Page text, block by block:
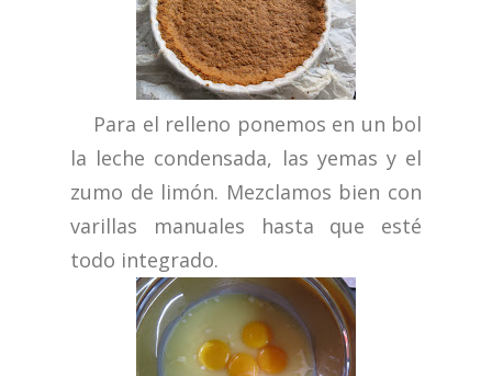
Para el relleno ponemos en un bol
la leche condensada, las yemas y el
zumo de limón. Mezclamos bien con
varillas manuales hasta que esté
todo integrado.